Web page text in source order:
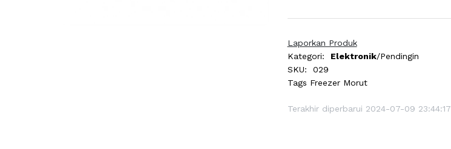
Laporkan Produk
Kategori:
Elektronik/Pendingin
SKU:
029
Tags Freezer Morut
Terakhir diperbarui 2024-07-09 23:44:17